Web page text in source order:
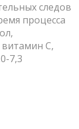
следов
процесса
С,
7,3